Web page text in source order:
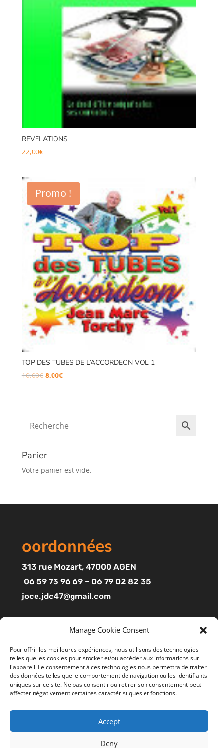
Manage Cookie Consent
Pour offrir les meilleures expériences, nous utilisons des technologies
telles que les cookies pour stocker et/ou accéder aux informations sur
l'appareil. Le consentement à ces technologies nous permettra de traiter
des données telles que le comportement de navigation ou les identifiants
uniques sur ce site. Ne pas consentir ou retirer son consentement peut
affecter négativement certaines caractéristiques et fonctions.
Accept
Deny
REVELATIONS
22,00€
Promo !
TOP DES TUBES DE L’ACCORDEON VOL 1
10,00€ Le
8,00€Le
Panier
Votre panier est vide.
oordonnées
313 rue Mozart, 47000 AGEN
06 59 73 96 69 – 06 79 02 82 35
joce.jdc47@gmail.com
Boutique
Mon compte
Contact
Liens utiles
Ce site utilise des cookies pour améliorer votre
expérience. En cliquant sur “ACCEPTER”, vous consentez à